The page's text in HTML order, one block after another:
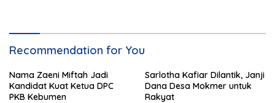
Recommendation for You
Nama Zaeni Miftah Jadi
Kandidat Kuat Ketua DPC
PKB Kebumen
Sarlotha Kafiar Dilantik, Janji
Dana Desa Mokmer untuk
Rakyat